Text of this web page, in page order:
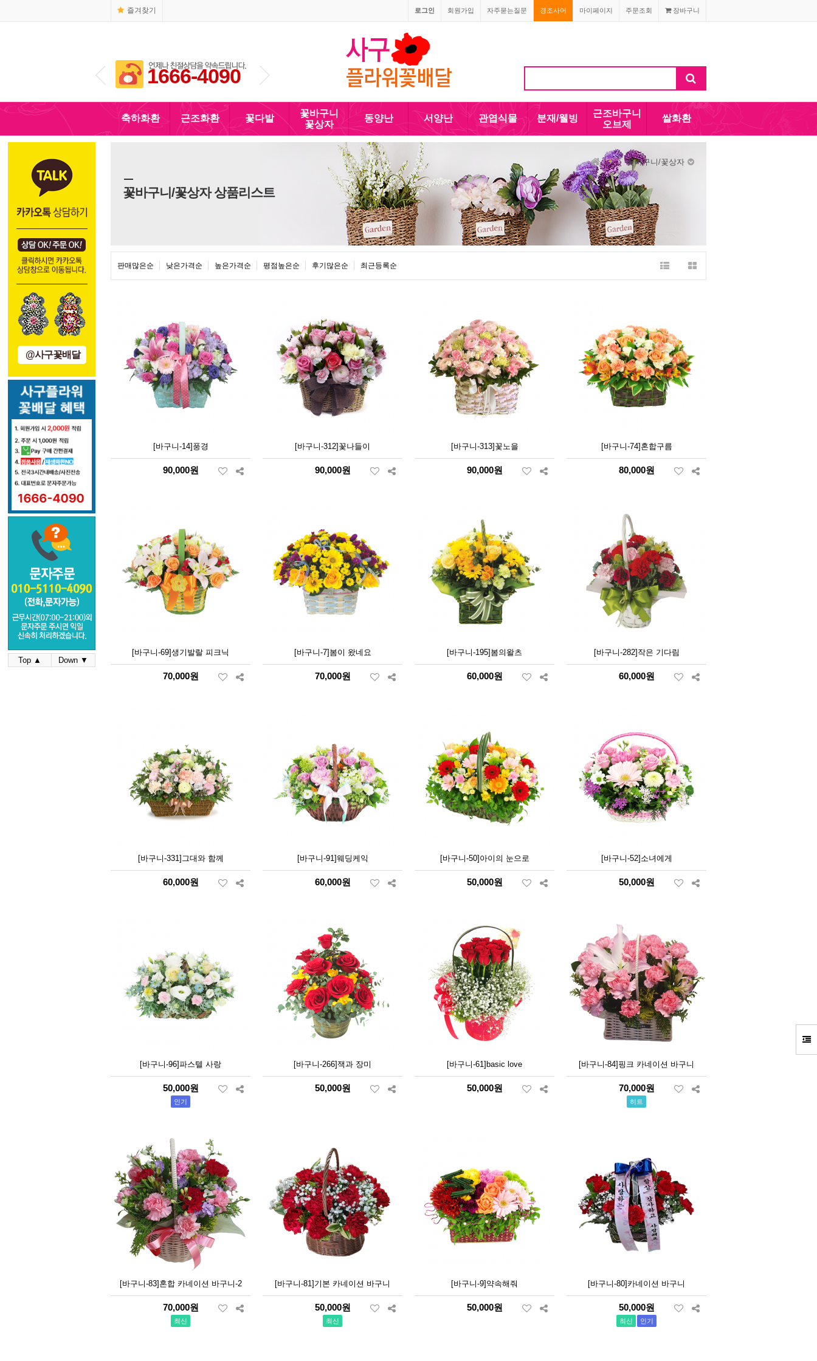
즐겨찾기 장바구니
주문조회
마이페이지
경조사어
자주묻는질문
회원가입
로그인
1666-4090 010-5110-4090
축하화환 근조화환 꽃다발
꽃바구니
꽃상자
동양난 서양난 관엽식물 분재/웰빙
근조바구니
오브제
쌀화환
@사구꽃배달
Top ▲ Down ▼
꽃바구니/꽃상자 상품리스트
꽃바구니/꽃상자
판매많은순 낮은가격순 높은가격순 평점높은순 후기많은순 최근등록순
[바구니-14]풍경
90,000원
[바구니-312]꽃나들이
90,000원
[바구니-313]꽃노을
90,000원
[바구니-74]혼합구름
80,000원
[바구니-69]생기발랄 피크닉
70,000원
[바구니-7]봄이 왔네요
70,000원
[바구니-195]봄의왈츠
60,000원
[바구니-282]작은 기다림
60,000원
[바구니-331]그대와 함께
60,000원
[바구니-91]웨딩케익
60,000원
[바구니-50]아이의 눈으로
50,000원
[바구니-52]소녀에게
50,000원
[바구니-96]파스텔 사랑
50,000원
인기
[바구니-266]잭과 장미
50,000원
[바구니-61]basic love
50,000원
[바구니-84]핑크 카네이션 바구니
70,000원
히트
[바구니-83]혼합 카네이션 바구니-2
70,000원
최신
[바구니-81]기본 카네이션 바구니
50,000원
최신
[바구니-9]약속해줘
50,000원
[바구니-80]카네이션 바구니
50,000원
최신 인기